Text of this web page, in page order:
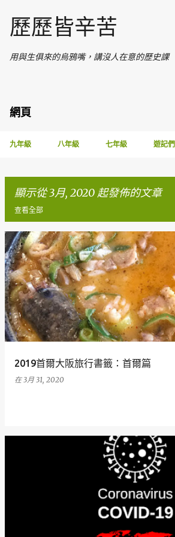
跳至主要內容
歷歷皆辛苦
用與生俱來的烏鴉嘴，講沒人在意的歷史課
網頁
九年級 八年級 七年級 遊記們
顯示從 3月, 2020 起發佈的文章
查看全部
文
章
2019首爾大阪旅行書籤：首爾篇
在3月 31, 2020